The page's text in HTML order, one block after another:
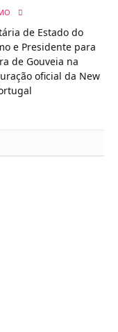
de Estado do
e Presidente para
de Gouveia na
oficial da New